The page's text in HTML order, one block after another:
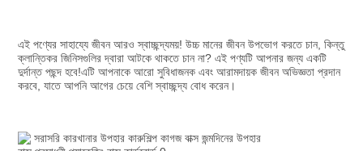
এই পণ্যের সাহায্যে জীবন আরও স্বাচ্ছন্দ্যময়! উচ্চ মানের জীবন উপভোগ করতে চান, কিন্তু
ক্লান্তিকর জিনিসগুলির দ্বারা আটকে থাকতে চান না? এই পণ্যটি আপনার জন্য একটি
দুর্দান্ত পছন্দ হবে!এটি আপনাকে আরো সুবিধাজনক এবং আরামদায়ক জীবন অভিজ্ঞতা প্রদান
করবে, যাতে আপনি আগের চেয়ে বেশি স্বাচ্ছন্দ্য বোধ করেন।